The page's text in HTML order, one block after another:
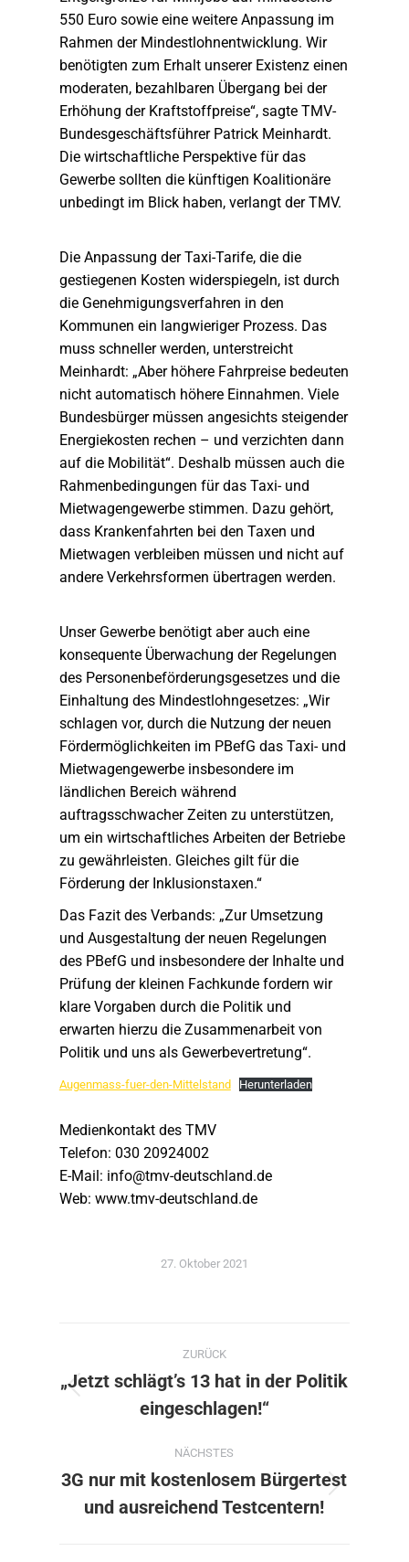
550 Euro sowie eine weitere Anpassung im
Rahmen der Mindestlohnentwicklung. Wir
benötigten zum Erhalt unserer Existenz einen
moderaten, bezahlbaren Übergang bei der
Erhöhung der Kraftstoffpreise“, sagte TMV-
Bundesgeschäftsführer Patrick Meinhardt.
Die wirtschaftliche Perspektive für das
Gewerbe sollten die künftigen Koalitionäre
unbedingt im Blick haben, verlangt der TMV.
Die Anpassung der Taxi-Tarife, die die
gestiegenen Kosten widerspiegeln, ist durch
die Genehmigungsverfahren in den
Kommunen ein langwieriger Prozess. Das
muss schneller werden, unterstreicht
Meinhardt: „Aber höhere Fahrpreise bedeuten
nicht automatisch höhere Einnahmen. Viele
Bundesbürger müssen angesichts steigender
Energiekosten rechen – und verzichten dann
auf die Mobilität“. Deshalb müssen auch die
Rahmenbedingungen für das Taxi- und
Mietwagengewerbe stimmen. Dazu gehört,
dass Krankenfahrten bei den Taxen und
Mietwagen verbleiben müssen und nicht auf
andere Verkehrsformen übertragen werden.
Unser Gewerbe benötigt aber auch eine
konsequente Überwachung der Regelungen
des Personenbeförderungsgesetzes und die
Einhaltung des Mindestlohngesetzes: „Wir
schlagen vor, durch die Nutzung der neuen
Fördermöglichkeiten im PBefG das Taxi- und
Mietwagengewerbe insbesondere im
ländlichen Bereich während
auftragsschwacher Zeiten zu unterstützen,
um ein wirtschaftliches Arbeiten der Betriebe
zu gewährleisten. Gleiches gilt für die
Förderung der Inklusionstaxen.“
Das Fazit des Verbands: „Zur Umsetzung
und Ausgestaltung der neuen Regelungen
des PBefG und insbesondere der Inhalte und
Prüfung der kleinen Fachkunde fordern wir
klare Vorgaben durch die Politik und
erwarten hierzu die Zusammenarbeit von
Politik und uns als Gewerbevertretung“.
Augenmass-fuer-den-Mittelstand Herunterladen
Medienkontakt des TMV
Telefon: 030 20924002
E-Mail: info@tmv-deutschland.de
Web: www.tmv-deutschland.de
27. Oktober 2021
Kommentarnavigation
ZURÜCK
Beitrag:
„Jetzt schlägt’s 13 hat in der Politik
eingeschlagen!“
NÄCHSTES
Beitrag:
3G nur mit kostenlosem Bürgertest
und ausreichend Testcentern!